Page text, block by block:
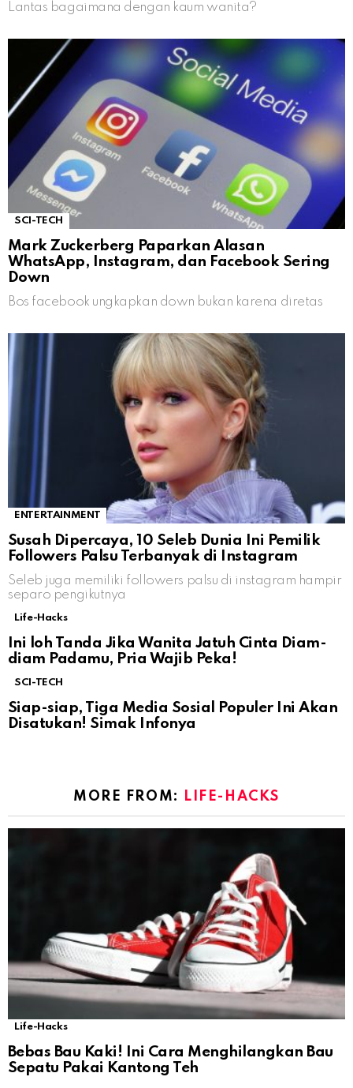
Lantas bagaimana dengan kaum wanita?
SCI-TECH
Mark Zuckerberg Paparkan Alasan
WhatsApp, Instagram, dan Facebook Sering
Down
Bos facebook ungkapkan down bukan karena diretas
ENTERTAINMENT
Susah Dipercaya, 10 Seleb Dunia Ini Pemilik
Followers Palsu Terbanyak di Instagram
Seleb juga memiliki followers palsu di instagram hampir
separo pengikutnya
Life-Hacks
Ini loh Tanda Jika Wanita Jatuh Cinta Diam-
diam Padamu, Pria Wajib Peka!
SCI-TECH
Siap-siap, Tiga Media Sosial Populer Ini Akan
Disatukan! Simak Infonya
MORE FROM: LIFE-HACKS
Life-Hacks
Bebas Bau Kaki! Ini Cara Menghilangkan Bau
Sepatu Pakai Kantong Teh